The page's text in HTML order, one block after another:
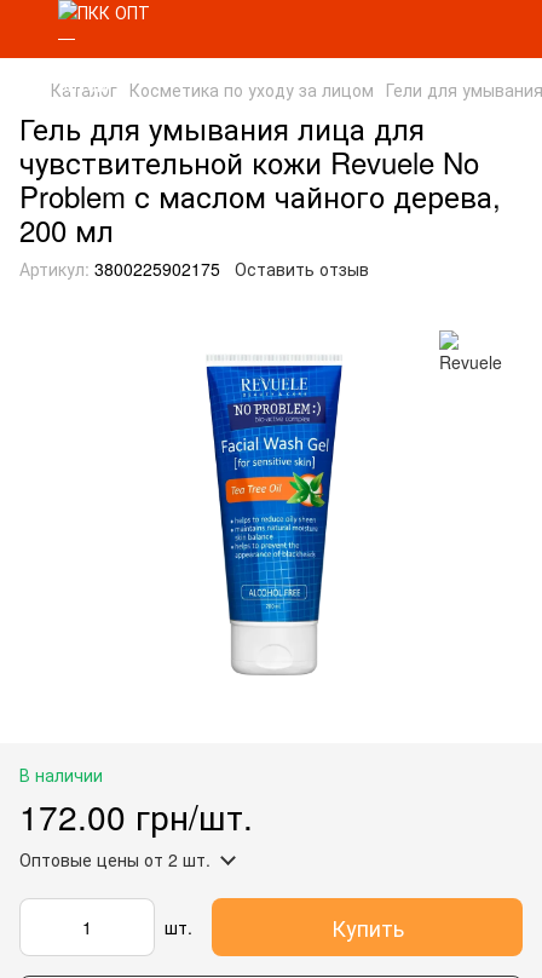
Каталог Косметика по уходу за лицом Гели для умывания
Гель для умывания лица для
чувствительной кожи Revuele No
Problem с маслом чайного дерева,
200 мл
Артикул: 3800225902175 Оставить отзыв
В наличии
172.00 грн/шт.
Оптовые цены от 2 шт.
шт. Купить